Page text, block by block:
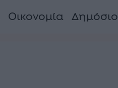
Οικονομία Δημόσιο